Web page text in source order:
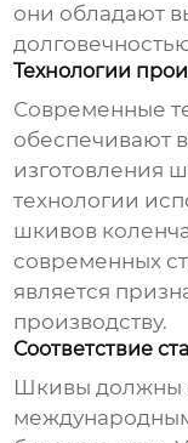
они обладают
Технологии
Современные
обеспечивают
изготовления
технологии
шкивов
современных
является
производству.
Соответствие
Шкивы должны